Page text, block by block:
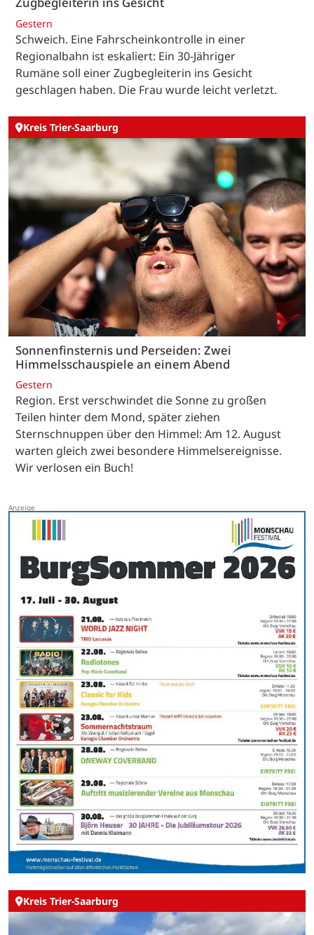
Gestern
Schweich. Eine Fahrscheinkontrolle in einer
Regionalbahn ist eskaliert: Ein 30-Jähriger
Rumäne soll einer Zugbegleiterin ins Gesicht
geschlagen haben. Die Frau wurde leicht verletzt.
Kreis Trier-Saarburg
Sonnenfinsternis und Perseiden: Zwei
Himmelsschauspiele an einem Abend
Gestern
Region. Erst verschwindet die Sonne zu großen
Teilen hinter dem Mond, später ziehen
Sternschnuppen über den Himmel: Am 12. August
warten gleich zwei besondere Himmelsereignisse.
Wir verlosen ein Buch!
Kreis Trier-Saarburg